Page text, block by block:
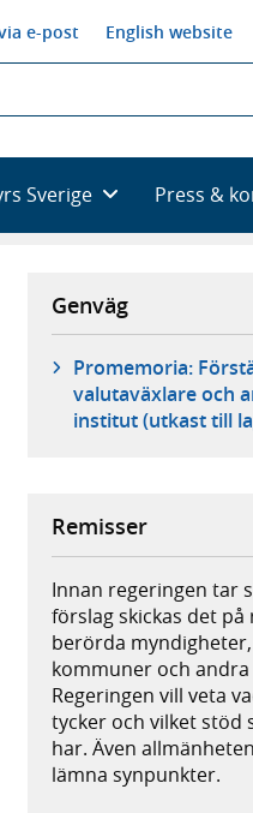
e-post English website
Sverige Press &
Genväg
Promemoria:
valutaväxlare och
institut (utkast till
Remisser
Innan regeringen tar
förslag skickas det på
berörda
kommuner och
Regeringen vill veta
tycker och vilket stöd
har. Även
lämna synpunkter.